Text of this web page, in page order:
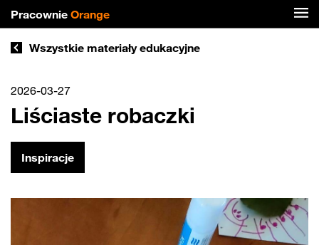
Pracownie Orange
Wszystkie materiały edukacyjne
2026-03-27
Liściaste robaczki
Inspiracje